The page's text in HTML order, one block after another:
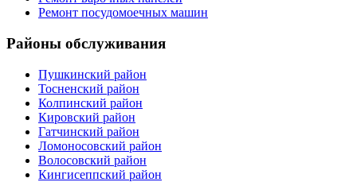
Ремонт посудомоечных машин
Районы обслуживания
Пушкинский район
Тосненский район
Колпинский район
Кировский район
Гатчинский район
Ломоносовский район
Волосовский район
Кингисеппский район